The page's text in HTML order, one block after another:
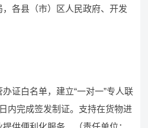
各县（市）区人民政府、开发
证白名单，建立“一对一”专人联
内完成签发制证。支持在货物进